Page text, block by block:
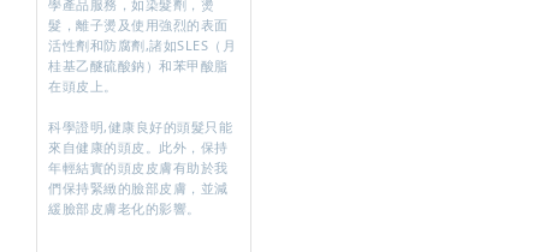
學產品服務，如染髮劑，燙
髮，離子燙及使用強烈的表面
活性劑和防腐劑,諸如SLES（月
桂基乙醚硫酸鈉）和苯甲酸脂
在頭皮上。
科學證明,健康良好的頭髮只能
來自健康的頭皮。此外，保持
年輕結實的頭皮皮膚有助於我
們保持緊緻的臉部皮膚，並減
緩臉部皮膚老化的影響。